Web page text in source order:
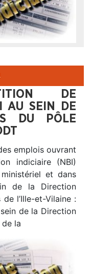
DE
AU SEIN DE
DU PÔLE
emplois ouvrant
indiciaire (NBI)
et dans
de la Direction
l’Ille-et-Vilaine :
de la Direction
la